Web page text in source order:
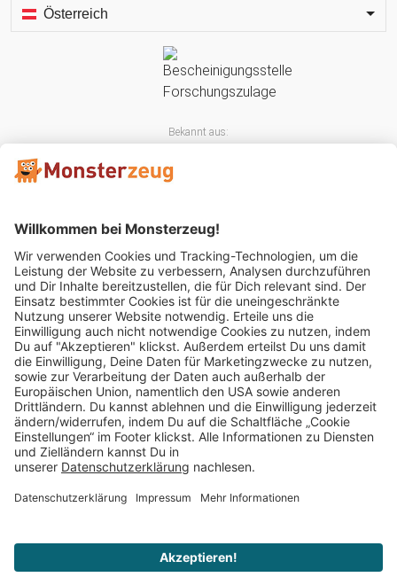
Österreich
Bekannt aus:
Mitglied im:
Impressum AGB Widerrufsbelehrung
Vertrag widerrufen